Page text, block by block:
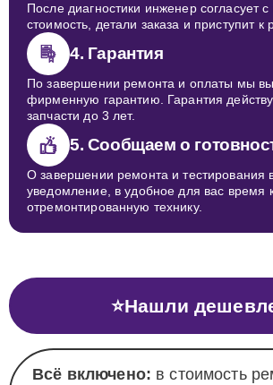
После диагностики инженер согласует с
стоимость, детали заказа и приступит к
4. Гарантия
По завершении ремонта и оплаты мы
фирменную гарантию. Гарантия
запчасти до 3 лет.
5. Сообщаем о
О завершении ремонта и тестирования
уведомление, в удобное для вас время
отремонтированную технику.
⭐Нашли
Всё включено: в стоимость